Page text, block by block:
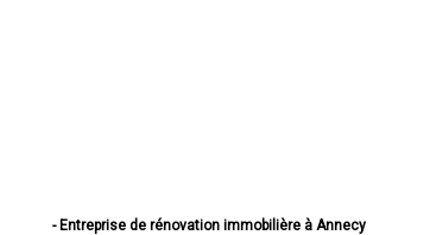
- Entreprise de rénovation immobilière à Annecy